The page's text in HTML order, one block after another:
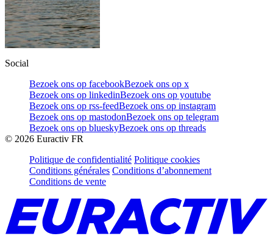
Social
Bezoek ons op facebookBezoek ons op x
Bezoek ons op linkedinBezoek ons op youtube
Bezoek ons op rss-feedBezoek ons op instagram
Bezoek ons op mastodonBezoek ons op telegram
Bezoek ons op blueskyBezoek ons op threads
© 2026 Euractiv FR
Politique de confidentialité Politique cookies
Conditions générales Conditions d’abonnement
Conditions de vente